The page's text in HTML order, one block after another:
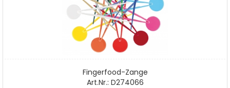
Fingerfood-Zange
Art.Nr.: D274066